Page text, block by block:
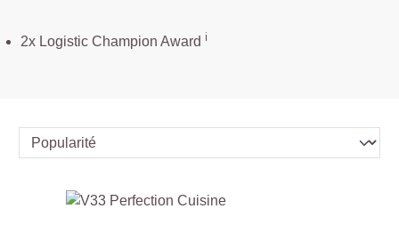
2x Logistic Champion Award ℹ️